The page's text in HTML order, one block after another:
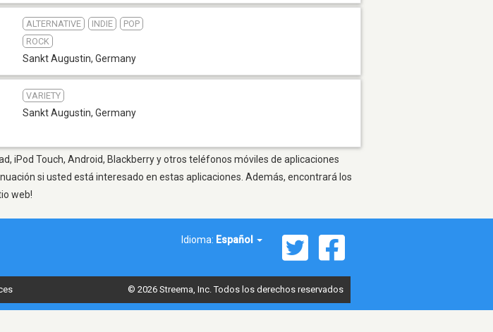
ALTERNATIVE INDIE
POP
ROCK
Sankt Augustin, Germany
VARIETY
Sankt Augustin, Germany
iPod Touch, Android, Blackberry y otros teléfonos móviles de aplicaciones
si usted está interesado en estas aplicaciones. Además, encontrará los
web!
Idioma: Español
© 2026 Streema, Inc. Todos los derechos reservados